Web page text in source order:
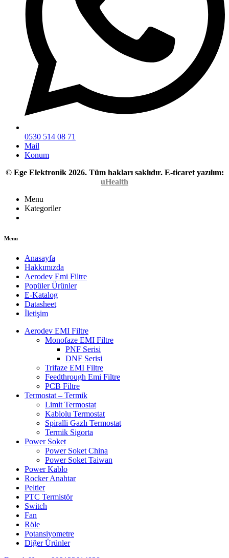
0530 514 08 71
Mail
Konum
© Ege Elektronik 2026. Tüm hakları saklıdır.E-ticaret yazılım:
uHealth
Menu
Kategoriler
Menu
Anasayfa
Hakkımızda
Aerodev Emi Filtre
Popüler Ürünler
E-Katalog
Datasheet
İletişim
Aerodev EMI Filtre
Monofaze EMI Filtre
PNF Serisi
DNF Serisi
Trifaze EMI Filtre
Feedthrough Emi Filtre
PCB Filtre
Termostat – Termik
Limit Termostat
Kablolu Termostat
Spiralli Gazlı Termostat
Termik Sigorta
Power Soket
Power Soket China
Power Soket Taiwan
Power Kablo
Rocker Anahtar
Peltier
PTC Termistör
Switch
Fan
Röle
Potansiyometre
Diğer Ürünler